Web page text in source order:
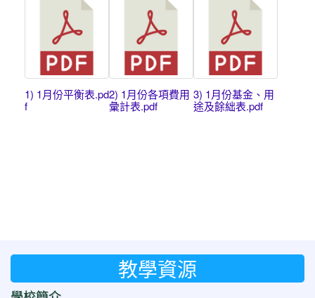
1) 1月份平衡表.pd
f
2) 1月份各項費用
彙計表.pdf
3) 1月份基金、用
途及餘絀表.pdf
教學資源